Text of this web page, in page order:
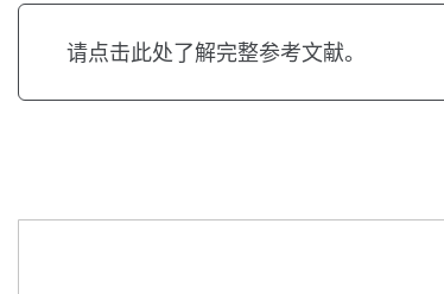
请点击此处了解完整参考文献。